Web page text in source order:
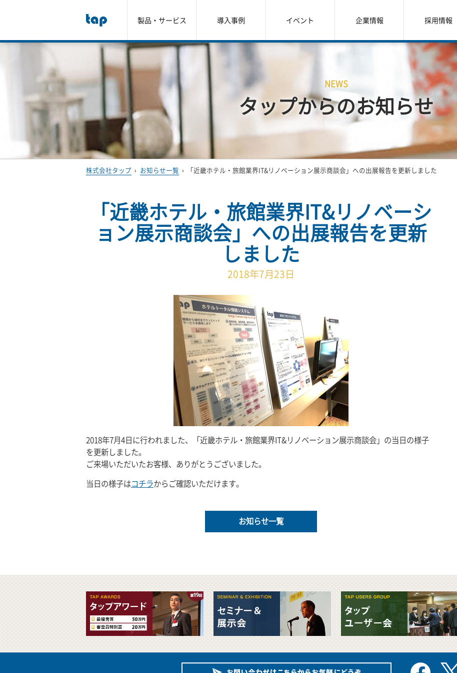
製品・サービス 導入事例 イベント 企業情報 採用情報
NEWS
タップからのお知らせ
株式会社タップ › お知らせ一覧 › 「近畿ホテル・旅館業界IT&リノベーション展示商談会」への出展報告を更新しました
「近畿ホテル・旅館業界IT&リノベーシ
ョン展示商談会」への出展報告を更新
しました
2018年7月23日
2018年7月4日に行われました、「近畿ホテル・旅館業界IT&リノベーション展示商談会」の当日の様子
を更新しました。
ご来場いただいたお客様、ありがとうございました。
当日の様子はコチラからご確認いただけます。
お知らせ一覧